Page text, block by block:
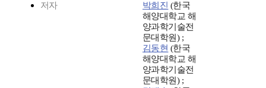
저자 박희진 (한국
해양대학교 해
양과학기술전
문대학원) ;
김동현 (한국
해양대학교 해
양과학기술전
문대학원) ;